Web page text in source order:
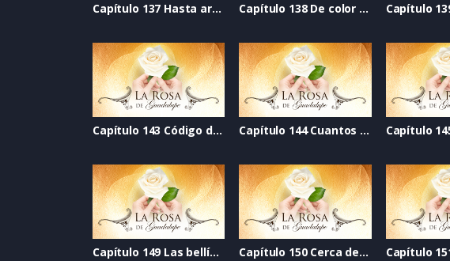
Capítulo 137 Hasta arriba Capítulo 138 De color rosa
Capítulo 143 Código de seguridad Capítulo 144 Cuantos más
Capítulo 149 Las bellísimas Capítulo 150 Cerca del cielo